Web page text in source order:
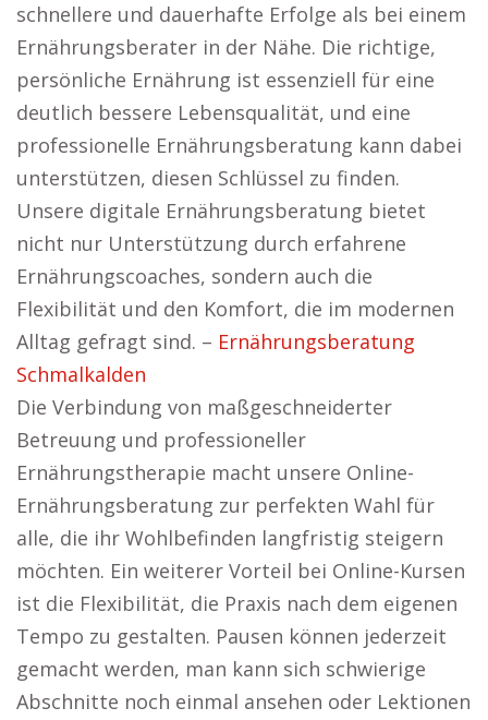
schnellere und dauerhafte Erfolge als bei einem
Ernährungsberater in der Nähe. Die richtige,
persönliche Ernährung ist essenziell für eine
deutlich bessere Lebensqualität, und eine
professionelle Ernährungsberatung kann dabei
unterstützen, diesen Schlüssel zu finden.
Unsere digitale Ernährungsberatung bietet
nicht nur Unterstützung durch erfahrene
Ernährungscoaches, sondern auch die
Flexibilität und den Komfort, die im modernen
Alltag gefragt sind. – Ernährungsberatung
Schmalkalden
Die Verbindung von maßgeschneiderter
Betreuung und professioneller
Ernährungstherapie macht unsere Online-
Ernährungsberatung zur perfekten Wahl für
alle, die ihr Wohlbefinden langfristig steigern
möchten. Ein weiterer Vorteil bei Online-Kursen
ist die Flexibilität, die Praxis nach dem eigenen
Tempo zu gestalten. Pausen können jederzeit
gemacht werden, man kann sich schwierige
Abschnitte noch einmal ansehen oder Lektionen